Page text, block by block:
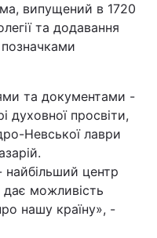
випущений в 1720
та додавання
та документами -
духовної просвіти,
Невської лаври
найбільший центр
дає можливість
нашу країну», -